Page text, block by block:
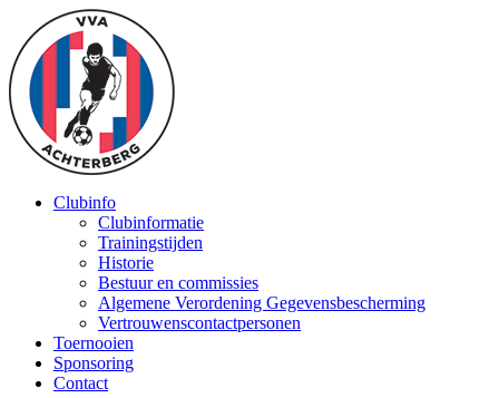
Clubinfo
Clubinformatie
Trainingstijden
Historie
Bestuur en commissies
Algemene Verordening Gegevensbescherming
Vertrouwenscontactpersonen
Toernooien
Sponsoring
Contact